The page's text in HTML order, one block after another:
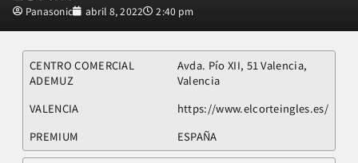
Panasonic abril 8, 2022 2:40 pm
CENTRO COMERCIAL
ADEMUZ
Avda. Pío XII, 51 Valencia,
Valencia
VALENCIA
https://www.elcorteingles.es/
PREMIUM
ESPAÑA